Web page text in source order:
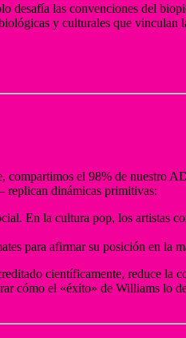
desafía las convenciones del
y culturales que vinculan
el 98% de nuestro
replican dinámicas primitivas:
En la cultura pop, los artistas
para afirmar su posición en la
científicamente, reduce la
cómo el «éxito» de Williams lo